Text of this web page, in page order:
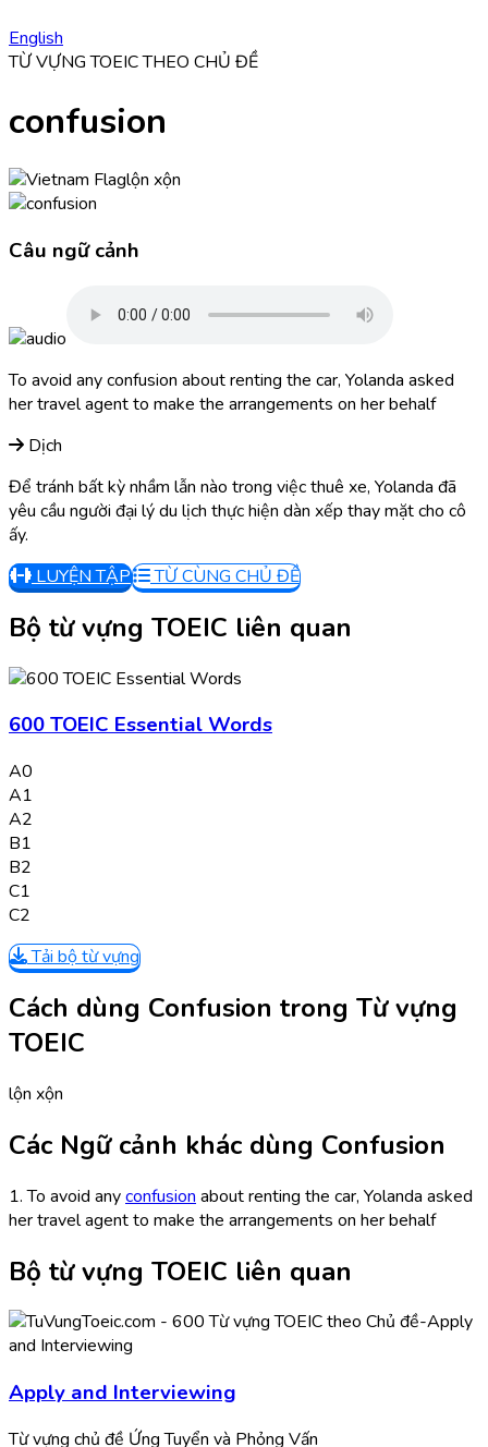
English
TỪ VỰNG TOEIC THEO CHỦ ĐỀ
confusion
lộn xộn
Câu ngữ cảnh
To avoid anyconfusion about renting the car, Yolanda asked
her travel agent to make the arrangements on her behalf
Dịch
Để tránh bất kỳ nhầm lẫn nào trong việc thuê xe, Yolanda đã
yêu cầu người đại lý du lịch thực hiện dàn xếp thay mặt cho cô
ấy.
LUYỆN TẬP
TỪ CÙNG CHỦ ĐỀ
Bộ từ vựng TOEIC liên quan
600 TOEIC Essential Words
A0
A1
A2
B1
B2
C1
C2
Tải bộ từ vựng
Cách dùng Confusion trong Từ vựng
TOEIC
lộn xộn
Các Ngữ cảnh khác dùng Confusion
1. To avoid anyconfusion about renting the car, Yolanda asked
her travel agent to make the arrangements on her behalf
Bộ từ vựng TOEIC liên quan
Apply and Interviewing
Từ vựng chủ đề Ứng Tuyển và Phỏng Vấn